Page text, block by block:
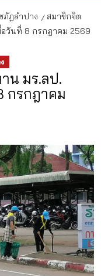
ภัฏลำปาง
สมาชิกจิต
วันที่ 8 กรกฎาคม 2569
น มร.ลป.
กรกฎาคม